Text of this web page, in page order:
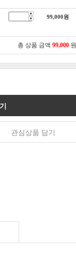
99,000원
총 상품 금액 99,000 원
관심상품 담기